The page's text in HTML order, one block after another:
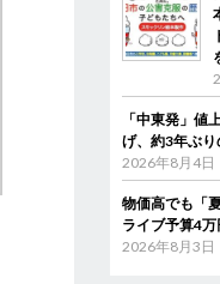
「中東発」
げ、約3年ぶ
2026年8月4日
物価高でも「
ライブ予算4
2026年8月3日